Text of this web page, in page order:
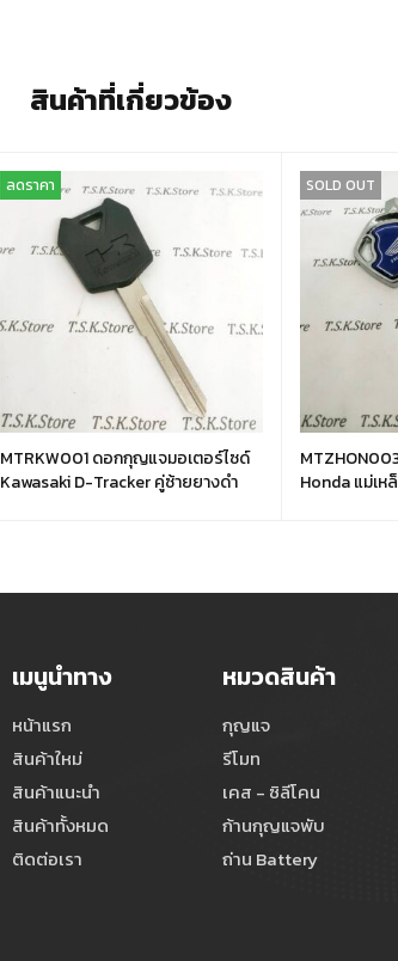
สินค้าที่เกี่ยวข้อง
ลดราคา
MTRKW001 ดอกกุญแจมอเตอร์ไซด์
Kawasaki D-Tracker คู่ซ้ายยางดำ
SOLD OUT
Honda แม่เห
เมนูนำทาง
หน้าแรก
สินค้าใหม่
สินค้าแนะนำ
สินค้าทั้งหมด
ติดต่อเรา
หมวดสินค้า
กุญแจ
รีโมท
เคส - ซิลีโคน
ก้านกุญแจพับ
ถ่าน Battery